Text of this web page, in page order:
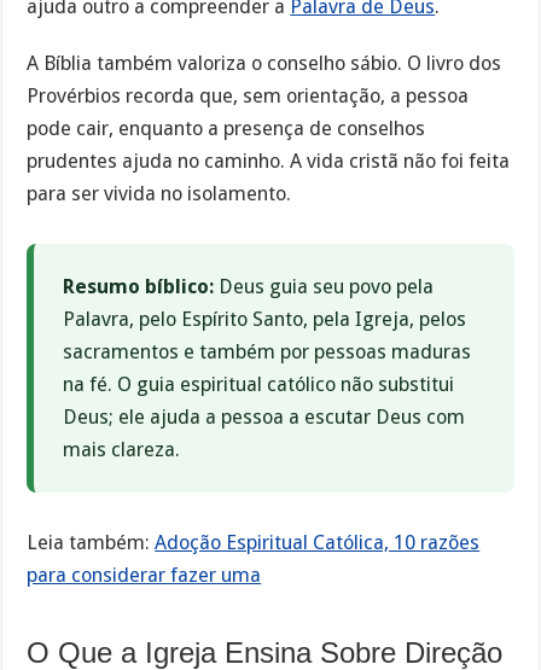
ajuda outro a compreender a Palavra de Deus.
A Bíblia também valoriza o conselho sábio. O livro dos
Provérbios recorda que, sem orientação, a pessoa
pode cair, enquanto a presença de conselhos
prudentes ajuda no caminho. A vida cristã não foi feita
para ser vivida no isolamento.
Resumo bíblico: Deus guia seu povo pela
Palavra, pelo Espírito Santo, pela Igreja, pelos
sacramentos e também por pessoas maduras
na fé. O guia espiritual católico não substitui
Deus; ele ajuda a pessoa a escutar Deus com
mais clareza.
Leia também:Adoção Espiritual Católica, 10 razões
para considerar fazer uma
O Que a Igreja Ensina Sobre Direção